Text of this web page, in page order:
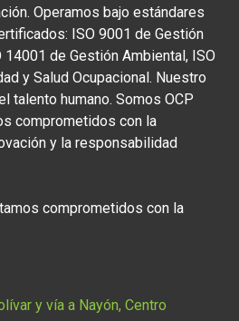
Operamos bajo estándares
ISO 9001 de Gestión
14001 de Gestión Ambiental, ISO
y Salud Ocupacional. Nuestro
talento humano. Somos OCP
comprometidos con la
y la responsabilidad
comprometidos con la
y vía a Nayón, Centro